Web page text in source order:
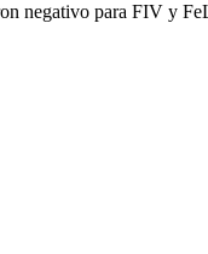
negativo para FIV y